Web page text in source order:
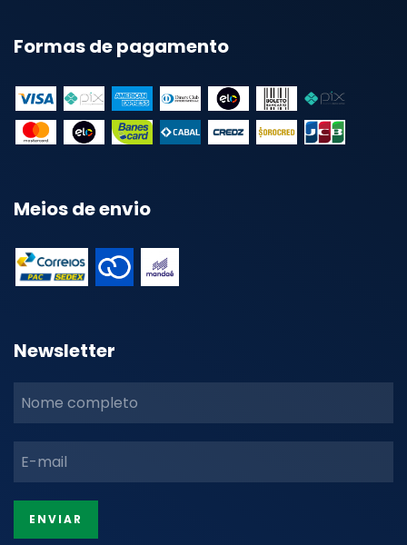
Formas de pagamento
Meios de envio
Newsletter